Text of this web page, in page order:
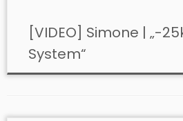
[VIDEO] Simone | „-
System“